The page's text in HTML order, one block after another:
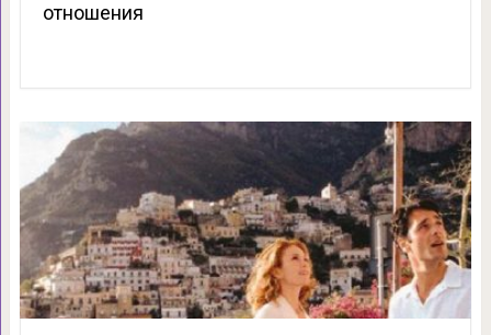
отношения